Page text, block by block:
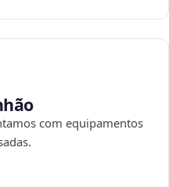
com equipamentos